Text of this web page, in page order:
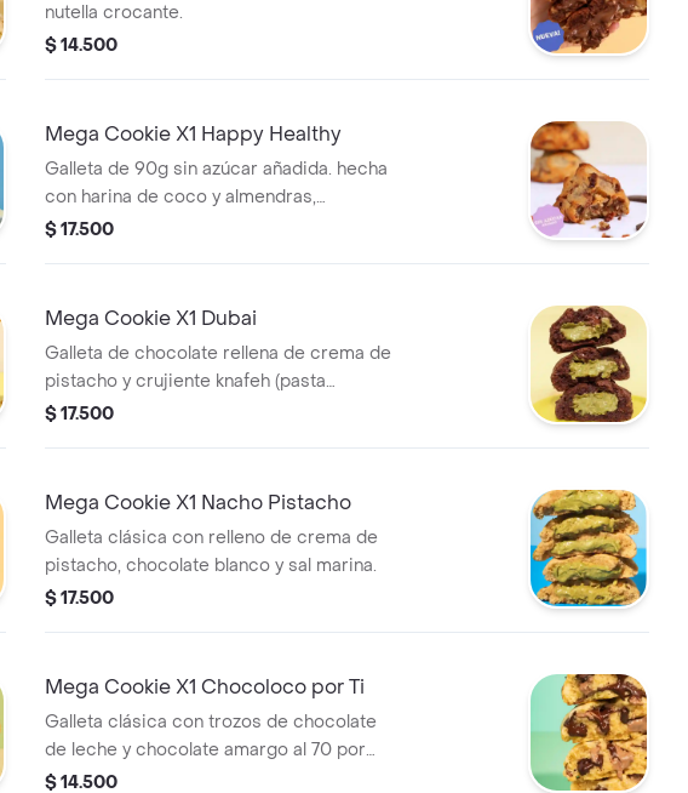
nutella crocante.
$ 14.500
Mega Cookie X1 Happy Healthy
Galleta de 90g sin azúcar añadida. hecha
con harina de coco y almendras,
endulzada con alulosa y monkfruit. con
$ 17.500
Mega Cookie X1 Dubai
Galleta de chocolate rellena de crema de
pistacho y crujiente knafeh (pasta
tradicional árabe)
$ 17.500
Mega Cookie X1 Nacho Pistacho
Galleta clásica con relleno de crema de
pistacho, chocolate blanco y sal marina.
$ 17.500
Mega Cookie X1 Chocoloco por Ti
Galleta clásica con trozos de chocolate
de leche y chocolate amargo al 70 por
ciento.
$ 14.500